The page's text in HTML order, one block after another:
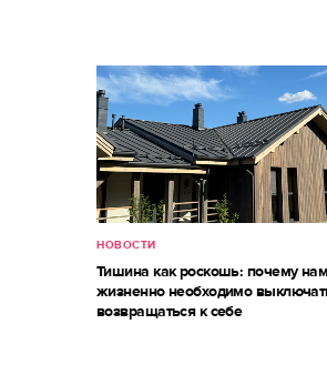
НОВОСТИ
Тишина как роскошь: почему нам
жизненно необходимо
возвращаться к себе